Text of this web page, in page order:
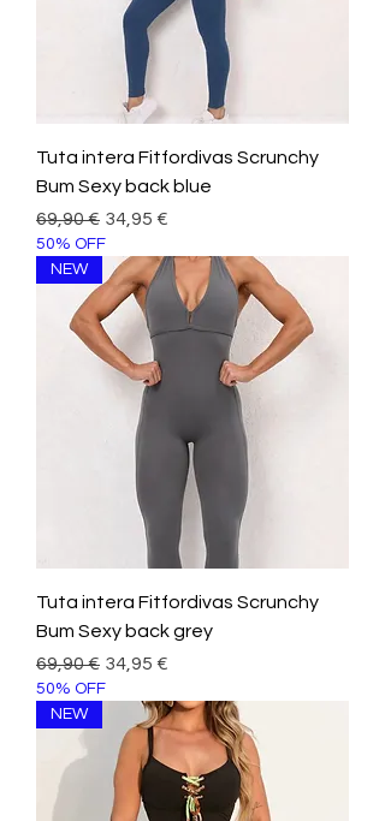
Tuta intera Fitfordivas Scrunchy
Bum Sexy back blue
Prezzo regolare
69,90 € Prezzo scontato
34,95 €
50% OFF
NEW
Tuta intera Fitfordivas Scrunchy
Bum Sexy back grey
Prezzo regolare
69,90 € Prezzo scontato
34,95 €
50% OFF
NEW